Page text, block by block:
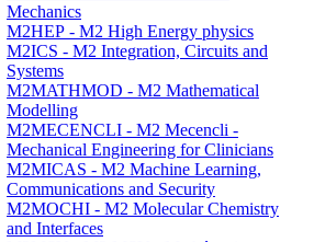
Mechanics
M2HEP - M2 High Energy physics
M2ICS - M2 Integration, Circuits and
Systems
M2MATHMOD - M2 Mathematical
Modelling
M2MECENCLI - M2 Mecencli -
Mechanical Engineering for Clinicians
M2MICAS - M2 Machine Learning,
Communications and Security
M2MOCHI - M2 Molecular Chemistry
and Interfaces